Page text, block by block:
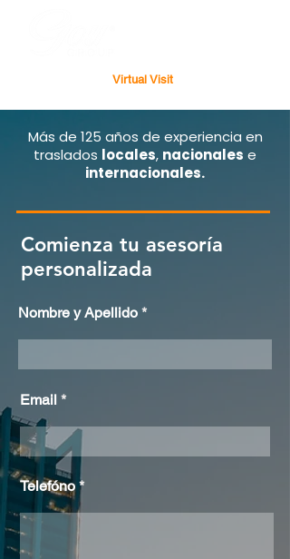
Virtual Visit
Más de 125 años de experiencia en
traslados locales, nacionales e
internacionales.
Comienza tu asesoría
personalizada
Nombre y Apellido
Email
Telefóno